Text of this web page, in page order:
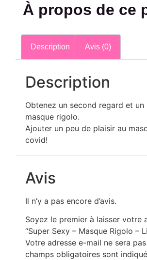
À propos de ce
Description Avis (0)
Description
Obtenez un second regard et
masque rigolo.
Ajouter un peu de plaisir au
covid!
Avis
Il n’y a pas encore d’avis.
Soyez le premier à laisser votre
“Super Sexy – Masque Rigolo –
Votre adresse e-mail ne sera
champs obligatoires sont